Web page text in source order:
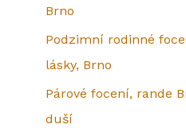
Brno
Podzimní rodinné
lásky, Brno
Párové focení, rande
duší